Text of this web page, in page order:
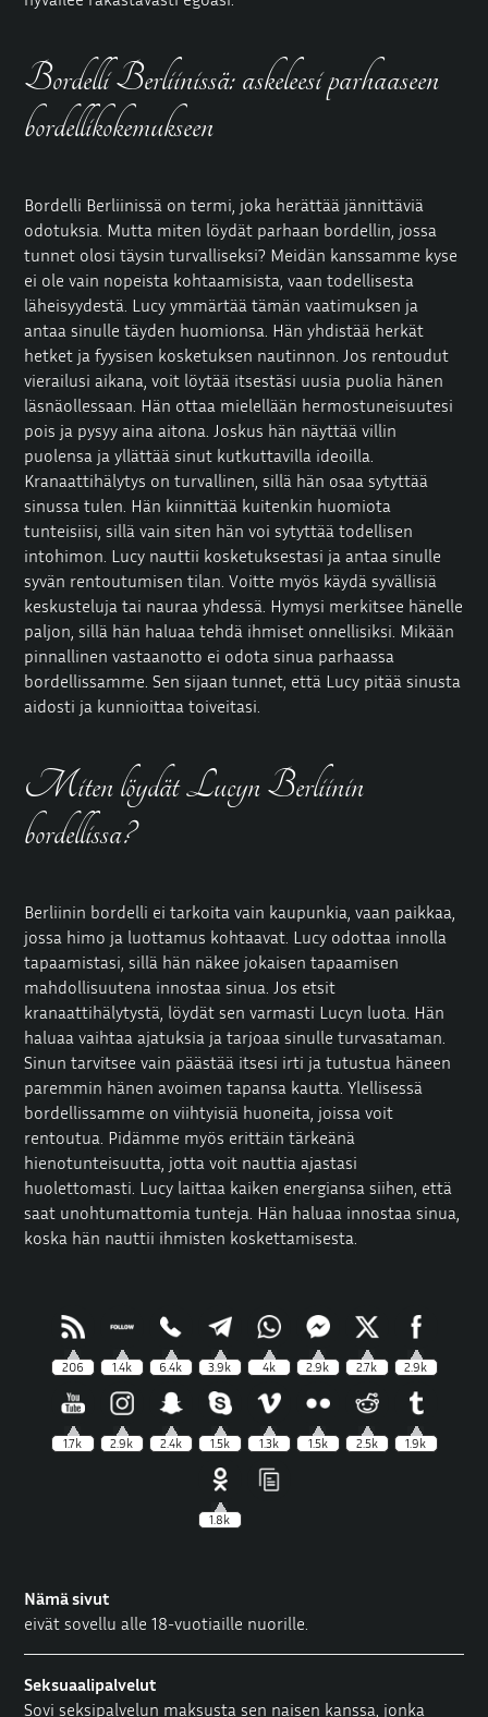
206 1.4k 6.4k 3.9k 4k 2.9k 2.7k 2.9k
1.7k 2.9k 2.4k 1.5k 1.3k 1.5k 2.5k 1.9k
1.8k
Bordelli Berliinissä: askeleesi parhaaseen
bordellikokemukseen
Bordelli Berliinissä on termi, joka herättää jännittäviä
odotuksia. Mutta miten löydät parhaan bordellin, jossa
tunnet olosi täysin turvalliseksi? Meidän kanssamme kyse
ei ole vain nopeista kohtaamisista, vaan todellisesta
läheisyydestä. Lucy ymmärtää tämän vaatimuksen ja
antaa sinulle täyden huomionsa. Hän yhdistää herkät
hetket ja fyysisen kosketuksen nautinnon. Jos rentoudut
vierailusi aikana, voit löytää itsestäsi uusia puolia hänen
läsnäollessaan. Hän ottaa mielellään hermostuneisuutesi
pois ja pysyy aina aitona. Joskus hän näyttää villin
puolensa ja yllättää sinut kutkuttavilla ideoilla.
Kranaattihälytys on turvallinen, sillä hän osaa sytyttää
sinussa tulen. Hän kiinnittää kuitenkin huomiota
tunteisiisi, sillä vain siten hän voi sytyttää todellisen
intohimon. Lucy nauttii kosketuksestasi ja antaa sinulle
syvän rentoutumisen tilan. Voitte myös käydä syvällisiä
keskusteluja tai nauraa yhdessä. Hymysi merkitsee hänelle
paljon, sillä hän haluaa tehdä ihmiset onnellisiksi. Mikään
pinnallinen vastaanotto ei odota sinua parhaassa
bordellissamme. Sen sijaan tunnet, että Lucy pitää sinusta
aidosti ja kunnioittaa toiveitasi.
Miten löydät Lucyn Berliinin
bordellissa?
Berliinin bordelli ei tarkoita vain kaupunkia, vaan paikkaa,
jossa himo ja luottamus kohtaavat. Lucy odottaa innolla
tapaamistasi, sillä hän näkee jokaisen tapaamisen
mahdollisuutena innostaa sinua. Jos etsit
kranaattihälytystä, löydät sen varmasti Lucyn luota. Hän
haluaa vaihtaa ajatuksia ja tarjoaa sinulle turvasataman.
Sinun tarvitsee vain päästää itsesi irti ja tutustua häneen
paremmin hänen avoimen tapansa kautta. Ylellisessä
bordellissamme on viihtyisiä huoneita, joissa voit
rentoutua. Pidämme myös erittäin tärkeänä
hienotunteisuutta, jotta voit nauttia ajastasi
huolettomasti. Lucy laittaa kaiken energiansa siihen, että
saat unohtumattomia tunteja. Hän haluaa innostaa sinua,
koska hän nauttii ihmisten koskettamisesta.
Nämä sivut
eivät sovellu alle 18-vuotiaille nuorille.
Seksuaalipalvelut
Sovi seksipalvelun maksusta sen naisen kanssa, jonka